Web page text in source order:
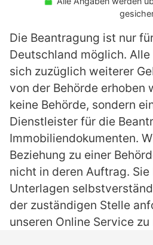
Die Beantragung ist nur
Deutschland möglich.
sich zuzüglich weiterer
von der Behörde erhoben
keine Behörde, sondern
Dienstleister für die
Immobiliendokumenten.
Beziehung zu einer
nicht in deren Auftrag. Sie
Unterlagen
der zuständigen Stelle
unseren Online Service zu